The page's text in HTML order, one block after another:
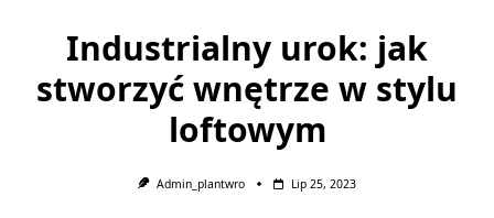
Industrialny urok: jak
stworzyć wnętrze w stylu
loftowym
Admin_plantwro Lip 25, 2023